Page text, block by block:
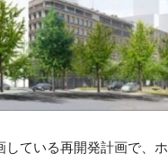
している再開発計画で、ホ